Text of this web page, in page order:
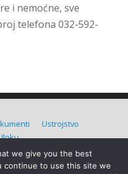
i nemoćne, sve
telefona 032-592-
Ustrojstvo
Iloku
Izradio: Admin d.o.o.
we give you the best
continue to use this site we